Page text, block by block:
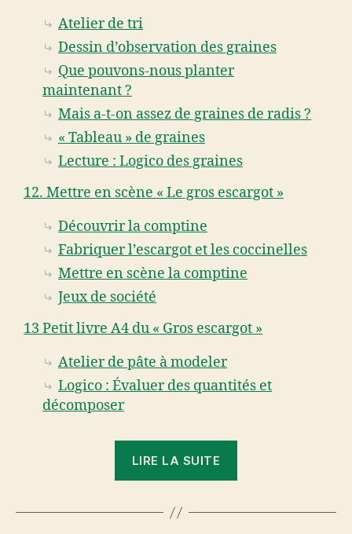
Atelier de tri
Dessin d’observation des graines
Que pouvons-nous planter
maintenant ?
Mais a-t-on assez de graines de radis ?
« Tableau » de graines
Lecture : Logico des graines
12. Mettre en scène « Le gros escargot »
Découvrir la comptine
Fabriquer l’escargot et les coccinelles
Mettre en scène la comptine
Jeux de société
13 Petit livre A4 du « Gros escargot »
Atelier de pâte à modeler
Logico : Évaluer des quantités et
décomposer
LIRE LA SUITE